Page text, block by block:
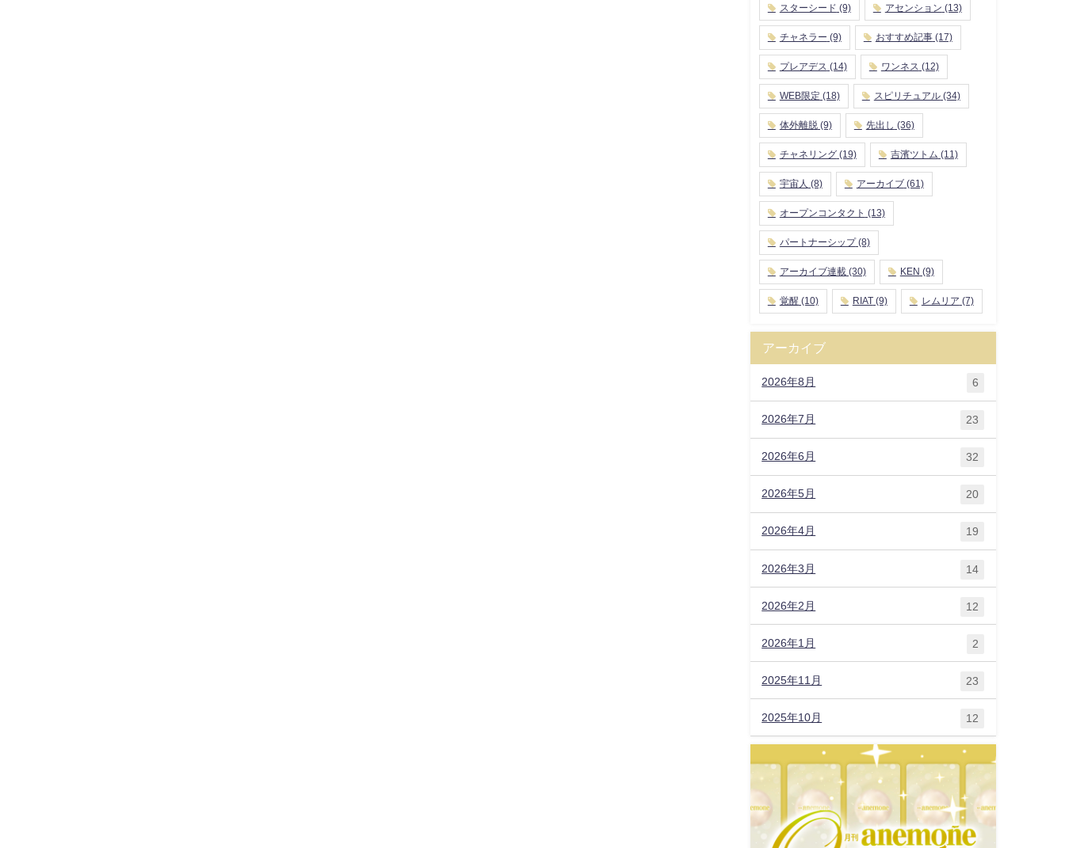
スターシード (9) アセンション (13)
チャネラー (9) おすすめ記事(17)
プレアデス (14) ワンネス (12)
WEB限定 (18) スピリチュアル(34)
体外離脱(9) 先出し (36)
チャネリング(19) 吉濱ツトム (11)
宇宙人 (8) アーカイブ(61)
オープンコンタクト (13)
パートナーシップ(8)
アーカイブ連載(30) KEN (9)
覚醒 (10) RIAT(9) レムリア (7)
アーカイブ
2026年8月 6
2026年7月 23
2026年6月 32
2026年5月 20
2026年4月 19
2026年3月 14
2026年2月 12
2026年1月 2
2025年11月 23
2025年10月 12